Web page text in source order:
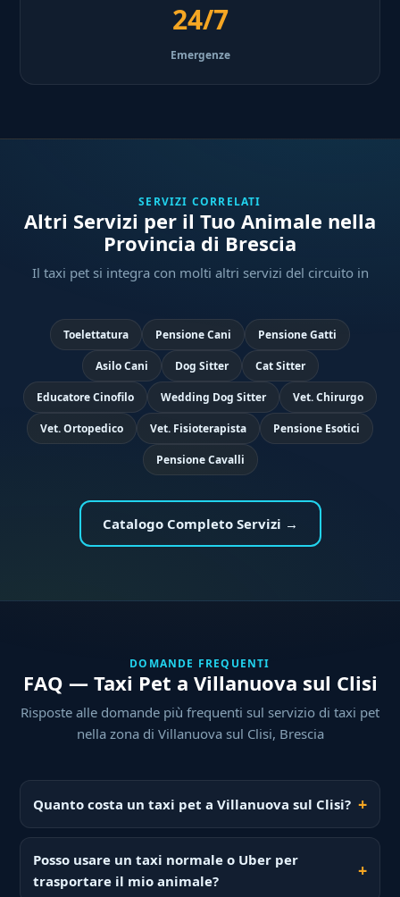
24/7
Emergenze
SERVIZI CORRELATI
Altri Servizi per il Tuo Animale nella
Provincia di Brescia
Il taxi pet si integra con molti altri servizi del circuito in
Toelettatura Pensione Cani Pensione Gatti
Asilo Cani Dog Sitter Cat Sitter
Educatore Cinofilo Wedding Dog Sitter Vet. Chirurgo
Vet. Ortopedico Vet. Fisioterapista Pensione Esotici
Pensione Cavalli
Catalogo Completo Servizi →
DOMANDE FREQUENTI
FAQ — Taxi Pet a Villanuova sul Clisi
Risposte alle domande più frequenti sul servizio di taxi pet
nella zona di Villanuova sul Clisi, Brescia
Quanto costa un taxi pet a Villanuova sul Clisi?
Posso usare un taxi normale o Uber per
trasportare il mio animale?